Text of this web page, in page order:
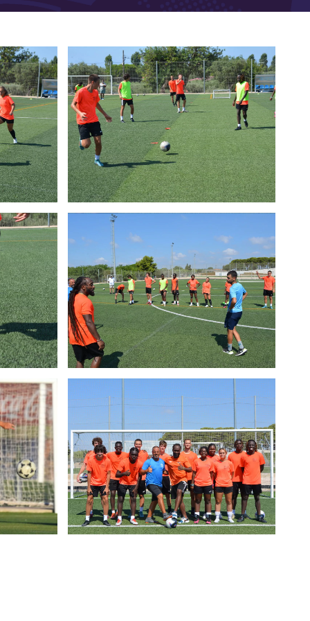
Controller: TECNIFUTBOL 2010, SL.,
consent and the execution of pre-
by law or by judicial authorities. Your
may be required to be in contact with
object to processing, and portability by
You may also file a complaint with the